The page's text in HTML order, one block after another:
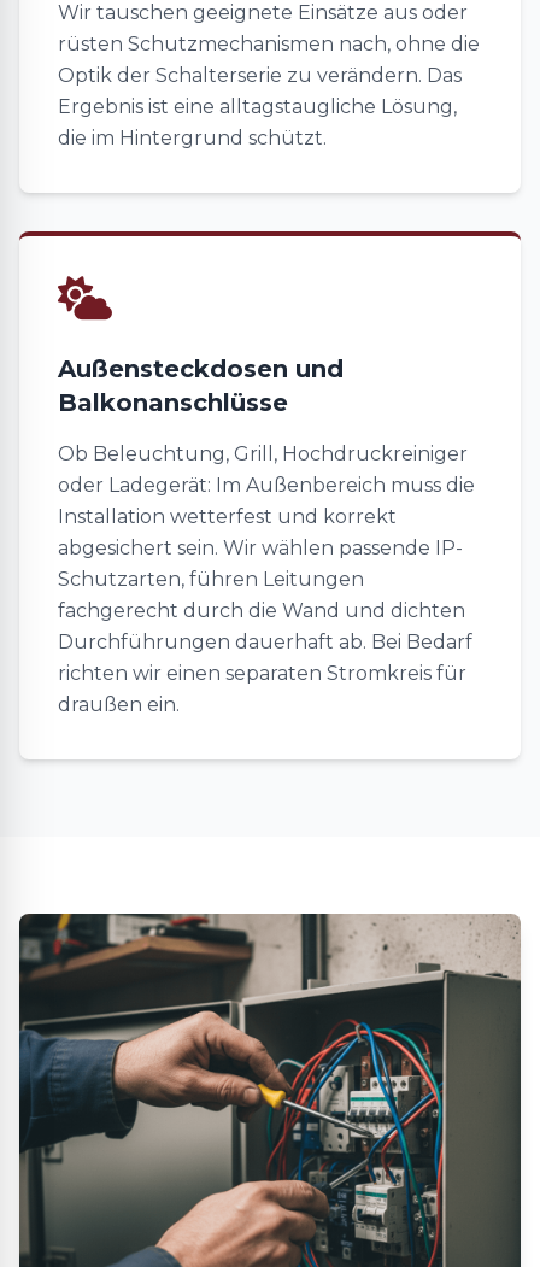
Wir tauschen geeignete Einsätze aus oder
rüsten Schutzmechanismen nach, ohne die
Optik der Schalterserie zu verändern. Das
Ergebnis ist eine alltagstaugliche Lösung,
die im Hintergrund schützt.
Außensteckdosen und
Balkonanschlüsse
Ob Beleuchtung, Grill, Hochdruckreiniger
oder Ladegerät: Im Außenbereich muss die
Installation wetterfest und korrekt
abgesichert sein. Wir wählen passende IP-
Schutzarten, führen Leitungen
fachgerecht durch die Wand und dichten
Durchführungen dauerhaft ab. Bei Bedarf
richten wir einen separaten Stromkreis für
draußen ein.